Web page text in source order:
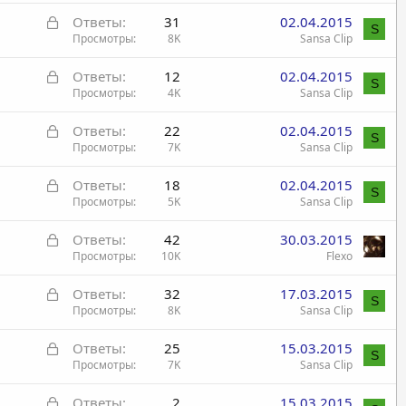
ар
а
З
р
а
Ответы 31
Просмотры 8K
02.04.2015
Sansa Clip
S
З
р
а
Ответы 12
Просмотры 4K
02.04.2015
Sansa Clip
S
З
р
а
Ответы 22
Просмотры 7K
02.04.2015
Sansa Clip
S
З
р
а
Ответы 18
Просмотры 5K
02.04.2015
Sansa Clip
S
З
р
а
Ответы 42
Просмотры 10K
30.03.2015
Flexo
З
р
Ответы 32
Просмотры 8K
17.03.2015
Sansa Clip
S
З
Ответы 25
Просмотры 7K
15.03.2015
Sansa Clip
S
З Ответы 2 15.03.2015